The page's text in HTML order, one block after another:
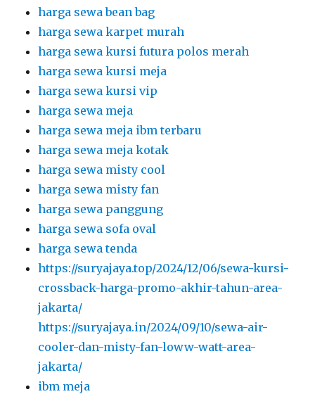
harga sewa bean bag
harga sewa karpet murah
harga sewa kursi futura polos merah
harga sewa kursi meja
harga sewa kursi vip
harga sewa meja
harga sewa meja ibm terbaru
harga sewa meja kotak
harga sewa misty cool
harga sewa misty fan
harga sewa panggung
harga sewa sofa oval
harga sewa tenda
https://suryajaya.top/2024/12/06/sewa-kursi-
crossback-harga-promo-akhir-tahun-area-
jakarta/
https://suryajaya.in/2024/09/10/sewa-air-
cooler-dan-misty-fan-loww-watt-area-
jakarta/
ibm meja